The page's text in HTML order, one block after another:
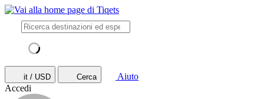
it / USD Cerca
Aiuto
Accedi